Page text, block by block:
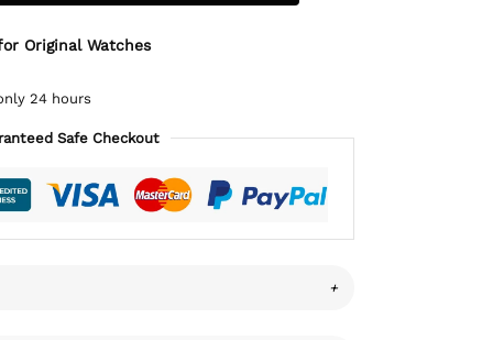
Original Watches
24 hours
Safe Checkout
+